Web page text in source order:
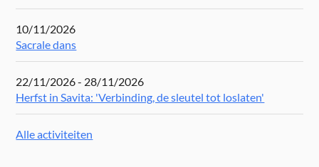
10/11/2026
Sacrale dans
22/11/2026 - 28/11/2026
Herfst in Savita: 'Verbinding, de sleutel tot loslaten'
Alle activiteiten